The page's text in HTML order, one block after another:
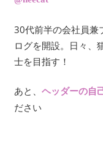
30代前半の会社員兼
ログを開設。日々、
士を目指す！
あと、 ヘッダーの自
ださい